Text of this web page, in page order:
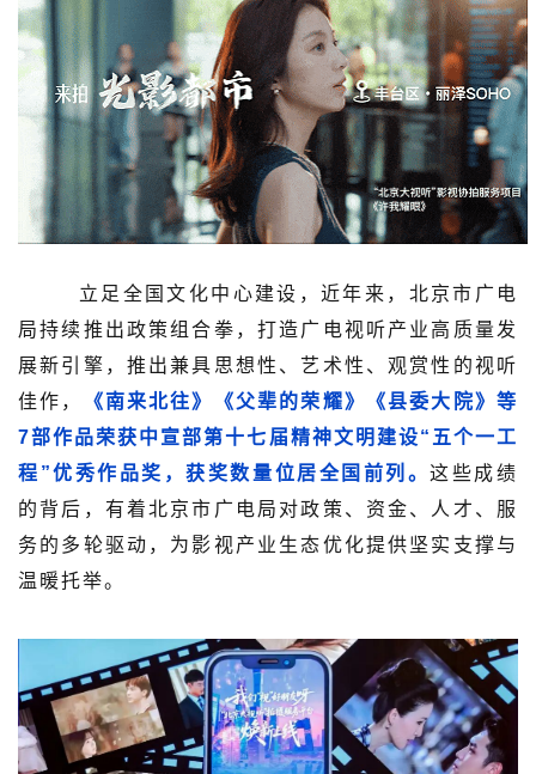
立足全国文化中心建设，近年来，北京市广电
局持续推出政策组合拳，打造广电视听产业高质量发
展新引擎，推出兼具思想性、艺术性、观赏性的视听
佳作，
《南来北往》《父辈的荣耀》《县委大院》等
7部作品荣获中宣部第十七届精神文明建设“五个一工
程”优秀作品奖，获奖数量位居全国前列。这些成绩
的背后， 有着北京市 广电局对政策、资金、人才、服
务的多轮驱动，为影视产业生态优化提供坚实支撑与
温暖托举。